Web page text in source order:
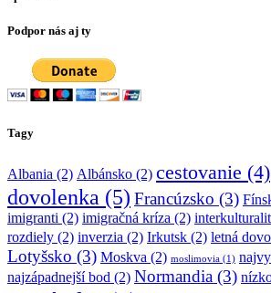
Podpor nás aj ty
Tagy
Albania (2) Albánsko (2) cestovanie (4)
dovolenka (5) Francúzsko (3)
imigranti (2) imigračná kríza (2)
rozdiely (2) inverzia (2) Irkutsk (2) letná
Lotyšsko (3) Moskva (2) moslimovia (1)
najzápadnejší bod (2) Normandia (3)